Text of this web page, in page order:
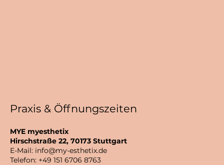
MYE myesthetix
Hirschstraße 22, 70173 Stuttgart
E-Mail: info@my-esthetix.de
Telefon: +49 151 6706 8763
Praxis & Öffnungszeiten